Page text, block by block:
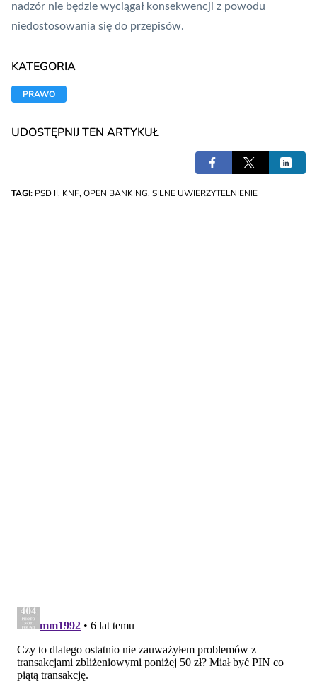
nadzór nie będzie wyciągał konsekwencji z powodu
niedostosowania się do przepisów.
KATEGORIA
PRAWO
UDOSTĘPNIJ TEN ARTYKUŁ
TAGI: PSD II, KNF, OPEN BANKING, SILNE UWIERZYTELNIENIE